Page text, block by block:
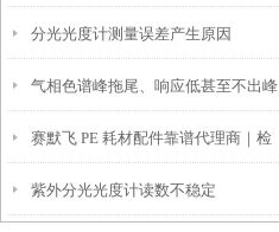
分光光度计测量误差产生原因
气相色谱峰拖尾、响应低甚至不出峰
的主要原因
赛默飞 PE 耗材配件靠谱代理商｜检
硕科学口碑好 + 原厂正品可溯源
紫外分光光度计读数不稳定